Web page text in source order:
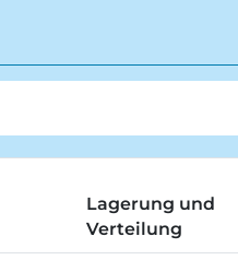
Lagerung und
Verteilung